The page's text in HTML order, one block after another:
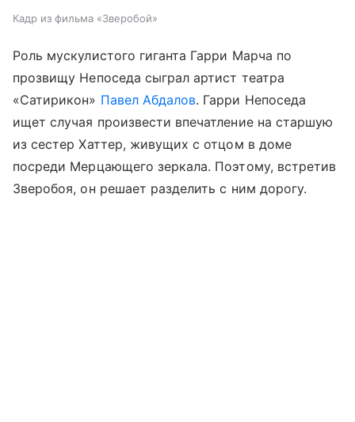
Кадр из фильма «Зверобой»
Роль мускулистого гиганта Гарри Марча по
прозвищу Непоседа сыграл артист театра
«Сатирикон» Павел Абдалов. Гарри Непоседа
ищет случая произвести впечатление на старшую
из сестер Хаттер, живущих с отцом в доме
посреди Мерцающего зеркала. Поэтому, встретив
Зверобоя, он решает разделить с ним дорогу.